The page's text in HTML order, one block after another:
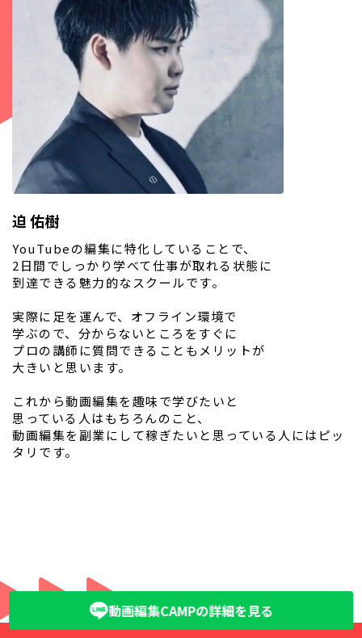
動画編集CAMPの詳細を見る
迫 佑樹
YouTubeの編集に特化していることで、
2日間でしっかり学べて仕事が取れる状態に
到達できる魅力的なスクールです。
実際に足を運んで、オフライン環境で
学ぶので、分からないところをすぐに
プロの講師に質問できることもメリットが
大きいと思います。
これから動画編集を趣味で学びたいと
思っている人はもちろんのこと、
動画編集を副業にして稼ぎたいと思っている人にはピッ
タリです。